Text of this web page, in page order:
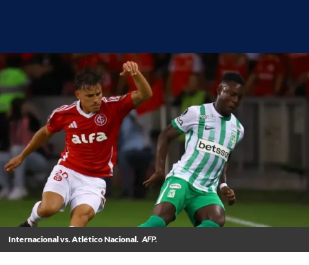
Internacional vs. Atlético Nacional. AFP.